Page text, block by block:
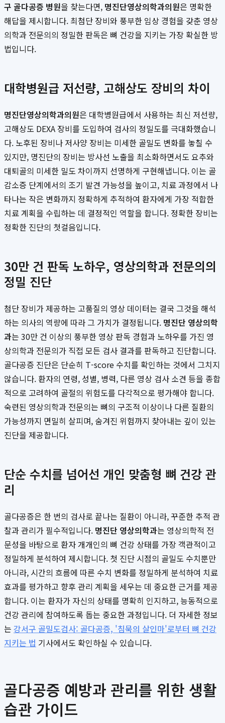
구 골다공증 병원을 찾는다면, 명진단영상의학과의원은 명확한
해답을 제시합니다. 최첨단 장비와 풍부한 임상 경험을 갖춘 영상
의학과 전문의의 정밀한 판독은 뼈 건강을 지키는 가장 확실한 방
법입니다.
대학병원급 저선량, 고해상도 장비의 차이
명진단영상의학과의원은 대학병원급에서 사용하는 최신 저선량,
고해상도 DEXA 장비를 도입하여 검사의 정밀도를 극대화했습니
다. 노후된 장비나 저사양 장비는 미세한 골밀도 변화를 놓칠 수
있지만, 명진단의 장비는 방사선 노출을 최소화하면서도 요추와
대퇴골의 미세한 밀도 차이까지 선명하게 구현해냅니다. 이는 골
감소증 단계에서의 조기 발견 가능성을 높이고, 치료 과정에서 나
타나는 작은 변화까지 정확하게 추적하여 환자에게 가장 적합한
치료 계획을 수립하는 데 결정적인 역할을 합니다. 정확한 장비는
정확한 진단의 첫걸음입니다.
30만 건 판독 노하우, 영상의학과 전문의의
정밀 진단
첨단 장비가 제공하는 고품질의 영상 데이터는 결국 그것을 해석
하는 의사의 역량에 따라 그 가치가 결정됩니다. 명진단 영상의학
과는 30만 건 이상의 풍부한 영상 판독 경험과 노하우를 가진 영
상의학과 전문의가 직접 모든 검사 결과를 판독하고 진단합니다.
골다공증 진단은 단순히 T-score 수치를 확인하는 것에서 그치지
않습니다. 환자의 연령, 성별, 병력, 다른 영상 검사 소견 등을 종합
적으로 고려하여 골절의 위험도를 다각적으로 평가해야 합니다.
숙련된 영상의학과 전문의는 뼈의 구조적 이상이나 다른 질환의
가능성까지 면밀히 살피며, 숨겨진 위험까지 찾아내는 깊이 있는
진단을 제공합니다.
단순 수치를 넘어선 개인 맞춤형 뼈 건강 관
리
골다공증은 한 번의 검사로 끝나는 질환이 아니라, 꾸준한 추적 관
찰과 관리가 필수적입니다. 명진단 영상의학과는 영상의학적 전
문성을 바탕으로 환자 개개인의 뼈 건강 상태를 가장 객관적이고
정밀하게 분석하여 제시합니다. 첫 진단 시점의 골밀도 수치뿐만
아니라, 시간의 흐름에 따른 수치 변화를 정밀하게 분석하여 치료
효과를 평가하고 향후 관리 계획을 세우는 데 중요한 근거를 제공
합니다. 이는 환자가 자신의 상태를 명확히 인지하고, 능동적으로
건강 관리에 참여하도록 돕는 중요한 과정입니다. 더 자세한 정보
는 강서구 골밀도검사: 골다공증, '침묵의 살인마'로부터 뼈 건강
지키는 법 기사에서도 확인하실 수 있습니다.
골다공증 예방과 관리를 위한 생활
습관 가이드